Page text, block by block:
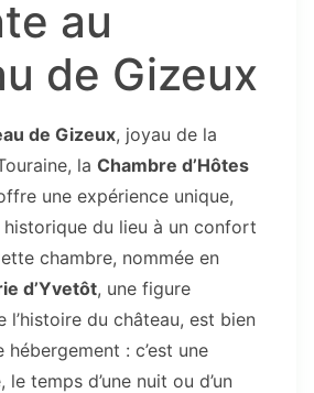
au
de Gizeux
de Gizeux, joyau de la
la Chambre d’Hôtes
une expérience unique,
du lieu à un confort
chambre, nommée en
d’Yvetôt, une figure
l’histoire du château, est bien
hébergement : c’est une
temps d’une nuit ou d’un